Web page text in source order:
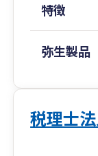
対応可能な
freee、マネ
岐にわたり
「相談しやす
ポンスが早
特徴
弥生製品
税理士